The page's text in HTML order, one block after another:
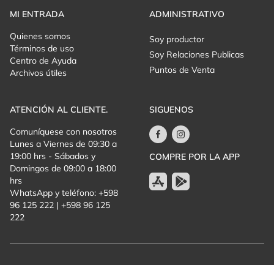
experiencia estética y sentido a través de la música.
MI ENTRADA
Quienes somos
Términos de uso
Centro de Ayuda
Archivos útiles
ADMINISTRATIVO
Soy productor
Soy Relaciones Publicas
Puntos de Venta
ATENCIÓN AL CLIENTE.
Comuníquese con nosotros
Lunes a Viernes de 09:30 a
19:00 hrs - Sábados y
Domingos de 09:00 a 18:00
hrs
WhatsApp y teléfono: +598
96 125 222 | +598 96 125
222
SIGUENOS
COMPRE POR LA APP